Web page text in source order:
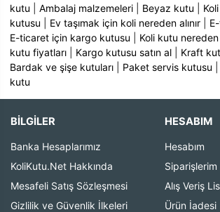
kutu |Ambalaj malzemeleri Beyaz kutu Koli
kutusu
Ev taşımak için koli nereden alınır
E-ticaret için kargo kutusu
Koli kutu
kutu fiyatları
Kargo kutusu satın al Kraft
Bardak ve şişe kutuları
Paket servis kutusu
kutu
BİLGİLER
Banka Hesaplarımız
KoliKutu.Net Hakkında
Mesafeli Satış Sözleşmesi
Gizlilik ve Güvenlik İlkeleri
HESABIM
Hesabım
Siparişlerim
Alış Veriş
Ürün İadesi